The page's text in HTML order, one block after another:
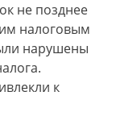
не позднее
налоговым
нарушены
к